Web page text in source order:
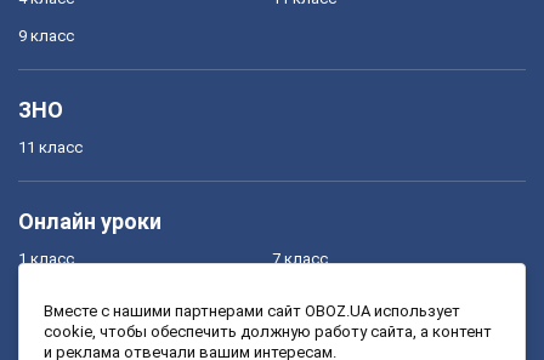
9 класс
ЗНО
11 класс
Онлайн уроки
1 класс
3 класс
7 класс
9 класс
Вместе с нашими партнерами сайт OBOZ.UA использует
cookie, чтобы обеспечить должную работу сайта, а контент
и реклама отвечали вашим интересам.